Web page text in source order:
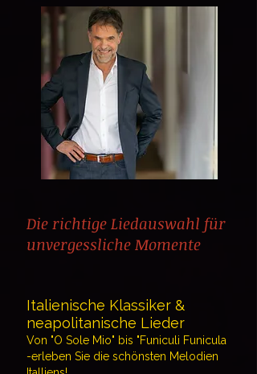
Italienische Klassiker &
neapolitanische Lieder
Von "O Sole Mio" bis "Funiculi Funicula
-erleben Sie die schönsten Melodien
Die richtige Liedauswahl für
unvergessliche Momente